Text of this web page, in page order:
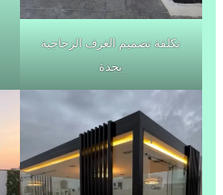
تكلفة تصميم الغرف الزجاجية
بجدة